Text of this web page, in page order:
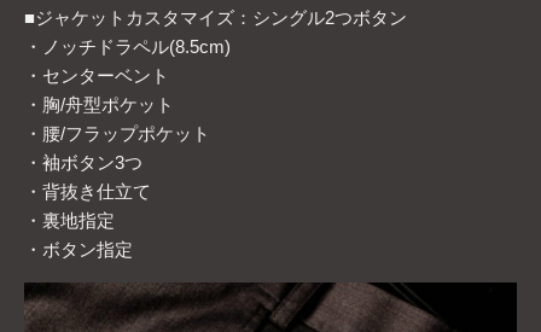
■ジャケットカスタマイズ：シングル2つボタン
・ノッチドラペル(8.5cm)
・センターベント
・胸/舟型ポケット
・腰/フラップポケット
・袖ボタン3つ
・背抜き仕立て
・裏地指定
・ボタン指定